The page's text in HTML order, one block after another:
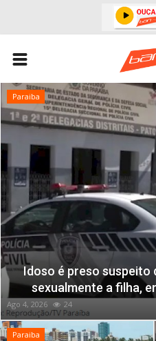
HOME
ESPORTES
ÁREA POLICIAL
PARAIBA
ENTRETENIMENTO
MUNDO
BRASIL
ACIDENTE
COMO ANUNCIAR
Paraiba
Idoso é preso suspeito
sexualmente a filha,
Ago 4, 2026 24
Paraiba